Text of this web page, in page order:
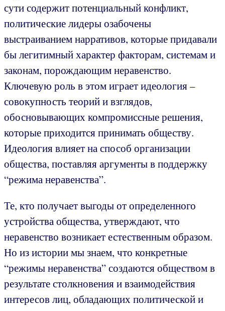
сути содержит потенциальный конфликт,
политические лидеры озабочены
выстраиванием нарративов, которые придавали
бы легитимный характер факторам, системам и
законам, порождающим неравенство.
Ключевую роль в этом играет идеология –
совокупность теорий и взглядов,
обосновывающих компромиссные решения,
которые приходится принимать обществу.
Идеология влияет на способ организации
общества, поставляя аргументы в поддержку
“режима неравенства”.
Те, кто получает выгоды от определенного
устройства общества, утверждают, что
неравенство возникает естественным образом.
Но из истории мы знаем, что конкретные
“режимы неравенства” создаются обществом в
результате столкновения и взаимодействия
интересов лиц, обладающих политической и